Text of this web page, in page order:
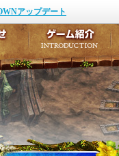
アップデート
お知らせ
イベント
アップデート
メンテナンス